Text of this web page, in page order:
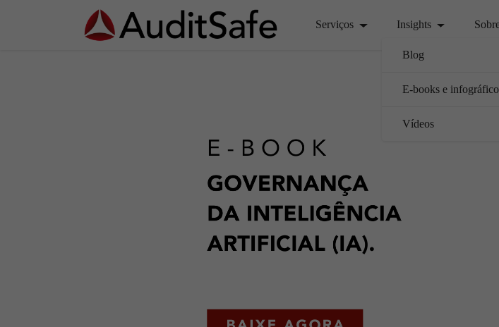
Serviços Insights
Blog
E-books e
Vídeos